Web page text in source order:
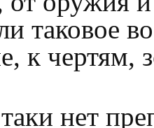
таковое
к чертям,
нет